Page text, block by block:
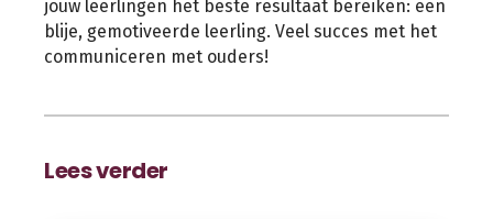
jouw leerlingen het beste resultaat bereiken: een
blije, gemotiveerde leerling. Veel succes met het
communiceren met ouders!
Lees verder